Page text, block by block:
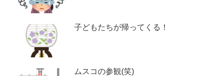
子どもたちが帰ってくる！
ムスコの参観(笑)